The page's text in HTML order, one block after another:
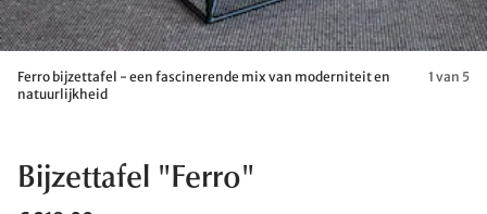
Ferro bijzettafel - een fascinerende mix van moderniteit en
natuurlijkheid
1 van 5
Bijzettafel "Ferro"